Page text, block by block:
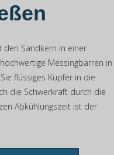
den Sandkern in einer
Messingbarren in
flüssiges Kupfer in die
die Schwerkraft durch die
Abkühlungszeit ist der